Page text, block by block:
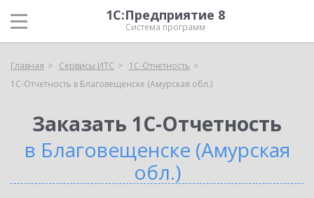
1С:Предприятие 8
Система программ
Главная Сервисы ИТС
1С-Отчетность
1С-Отчетность в Благовещенске (Амурская обл.)
Заказать 1С-Отчетность
в Благовещенске (Амурская
обл.)